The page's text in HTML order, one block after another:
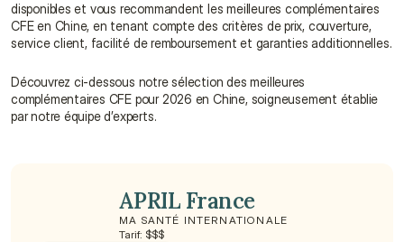
disponibles et vous recommandent les meilleures complémentaires
CFE en Chine, en tenant compte des critères de prix, couverture,
service client, facilité de remboursement et garanties additionnelles.
Découvrez ci-dessous notre sélection des meilleures
complémentaires CFE pour 2026 en Chine, soigneusement établie
par notre équipe d’experts.
APRIL France
MA SANTÉ INTERNATIONALE
Tarif: $$$